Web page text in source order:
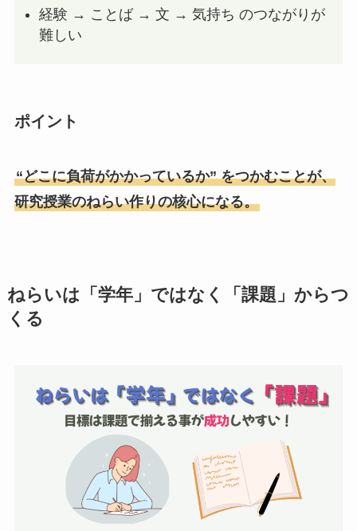
経験 → ことば → 文 → 気持ち のつながりが
難しい
ポイント
“どこに負荷がかかっているか” をつかむことが、
研究授業のねらい作りの核心になる。
ねらいは「学年」ではなく「課題」からつ
くる